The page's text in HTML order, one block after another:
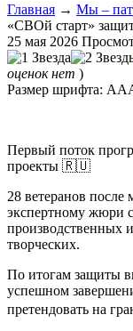
Главная → Мы –
«СВОй старт»
25 мая 2026
оценок нет )
Размер шрифта: AA
Первый поток
проекты 🇷🇺
28 ветеранов после
экспертному жюри
производственных
творческих.
По итогам защиты
успешном
претендовать на